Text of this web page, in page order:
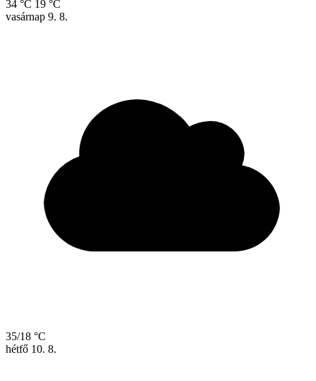
34 °C 19 °C
vasárnap 9. 8.
35/18 °C
hétfő 10. 8.